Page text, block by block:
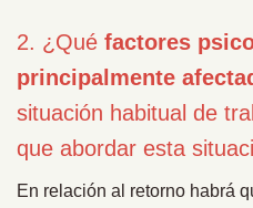
2. ¿Qué factores
principalmente
situación habitual de
que abordar esta
En relación al retorno habrá